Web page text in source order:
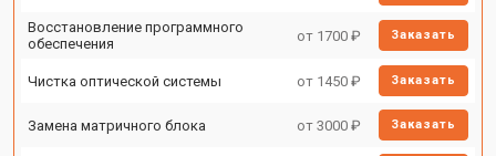
Восстановление программного
обеспечения
от 1700 ₽ Заказать
Чистка оптической системы от 1450 ₽ Заказать
Замена матричного блока от 3000 ₽ Заказать